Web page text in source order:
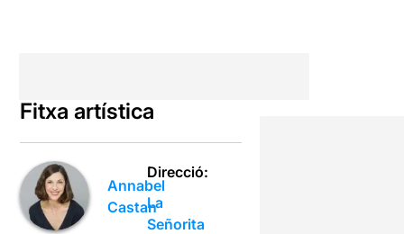
Fitxa artística
Annabel
Castan
Direcció:
La
Señorita